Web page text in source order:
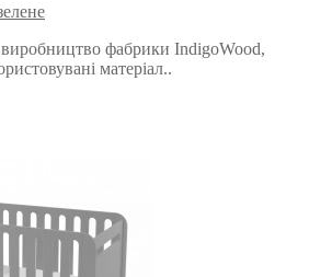
фабрики IndigoWood,
матеріал..